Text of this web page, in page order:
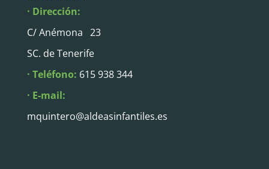
· Dirección:
C/ Anémona 23
SC. de Tenerife
· Teléfono: 615 938 344
· E-mail:
mquintero@aldeasinfantiles.es